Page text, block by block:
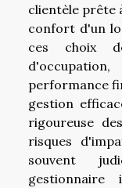
clientèle prête
confort d'un
ces choix
performance
gestion
rigoureuse
risques
souvent